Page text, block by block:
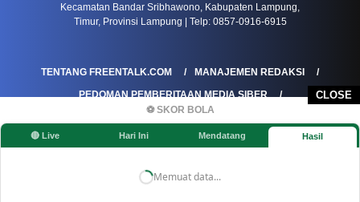
CLOSE
⚽ SKOR BOLA
🔴 Live Hari Ini Mendatang Hasil
Memuat data...
Kecamatan Bandar Sribhawono, Kabupaten Lampung,
Timur, Provinsi Lampung | Telp: 0857-0916-6915
TENTANG FREENTALK.COM
MANAJEMEN REDAKSI
PEDOMAN PEMBERITAAN MEDIA SIBER
PEDOMAN PEMBERITAAN RAMAH ANAK
KOREKSI & KLARIFIKASI
KEBIJAKAN IKLAN / ADVERTORIAL